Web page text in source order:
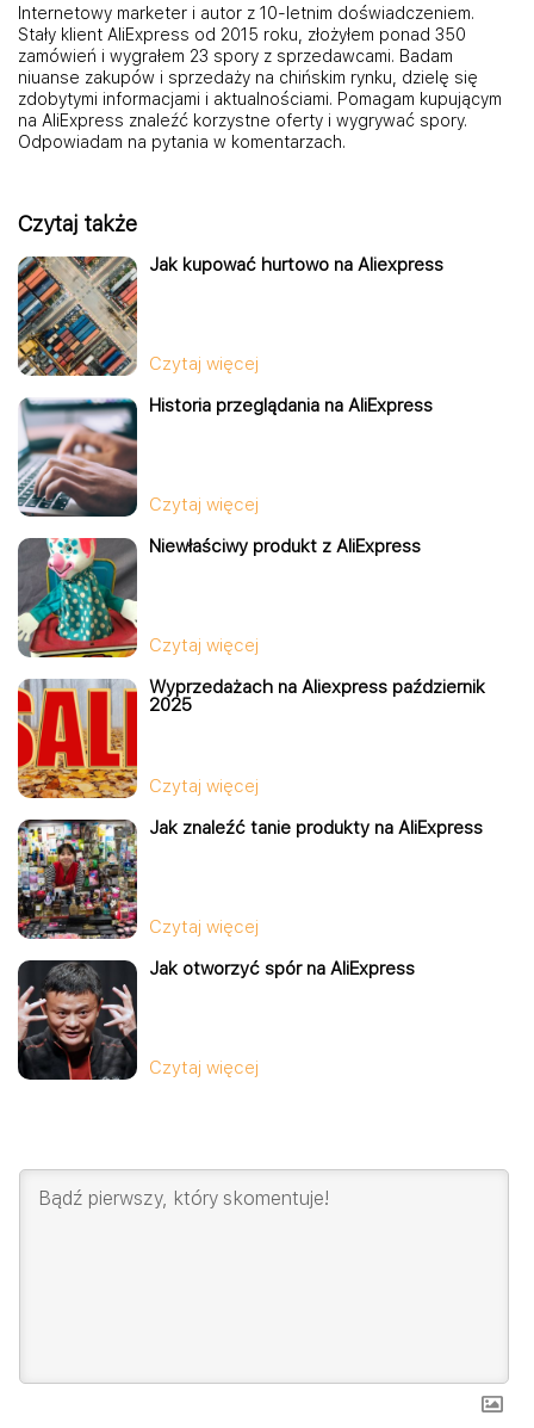
Internetowy marketer i autor z 10-letnim doświadczeniem.
Stały klient AliExpress od 2015 roku, złożyłem ponad 350
zamówień i wygrałem 23 spory z sprzedawcami. Badam
niuanse zakupów i sprzedaży na chińskim rynku, dzielę się
zdobytymi informacjami i aktualnościami. Pomagam kupującym
na AliExpress znaleźć korzystne oferty i wygrywać spory.
Odpowiadam na pytania w komentarzach.
Czytaj także
Jak kupować hurtowo na Aliexpress
Czytaj więcej
Historia przeglądania na AliExpress
Czytaj więcej
Niewłaściwy produkt z AliExpress
Czytaj więcej
Wyprzedażach na Aliexpress październik
2025
Czytaj więcej
Jak znaleźć tanie produkty na AliExpress
Czytaj więcej
Jak otworzyć spór na AliExpress
Czytaj więcej